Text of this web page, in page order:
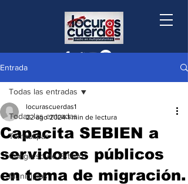
Entrada
Todas las entradas
Tamaulipas
Congreso de Estado
Municipios
Todas las entradas
Capacita SEBIEN a
servidores públicos
en tema de migración.
locurascuerdas1
22 ago 2024 1 min de lectura